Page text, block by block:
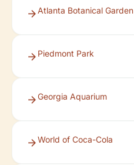
Atlanta Botanical Garden
Piedmont Park
Georgia Aquarium
World of Coca-Cola